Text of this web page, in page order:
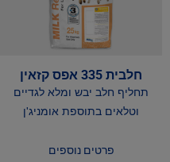
חלבית 335 אפס קזאין
תחליף חלב יבש ומלא לגדיים
וטלאים בתוספת אומניג'ן
פרטים נוספים